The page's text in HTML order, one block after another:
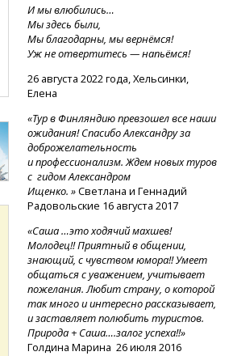
И мы влюбились…
Мы здесь были,
Мы благодарны, мы вернёмся!
Уж не отвертитесь — напьёмся!
26 августа 2022 года, Хельсинки,
Елена
«Тур в Финляндию превзошел все наши
ожидания! Спасибо Александру за
доброжелательность
и профессионализм. Ждем новых туров
с гидом Александром
Ищенко. »Светлана и Геннадий
Радовольские 16 августа 2017
«Саша …это ходячий махшев!
Молодец!! Приятный в общении,
знающий, с чувством юмора!! Умеет
общаться с уважением, учитывает
пожелания. Любит страну, о которой
так много и интересно рассказывает,
и заставляет полюбить туристов.
Природа + Саша….залог успеха!!»
Голдина Марина 26 июля 2016